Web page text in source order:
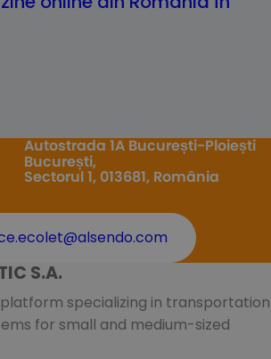
Autostrada 1A București-Ploiești
București,
Sectorul 1, 013681, România
S.A.
platform specializing in transportation
for small and medium-sized